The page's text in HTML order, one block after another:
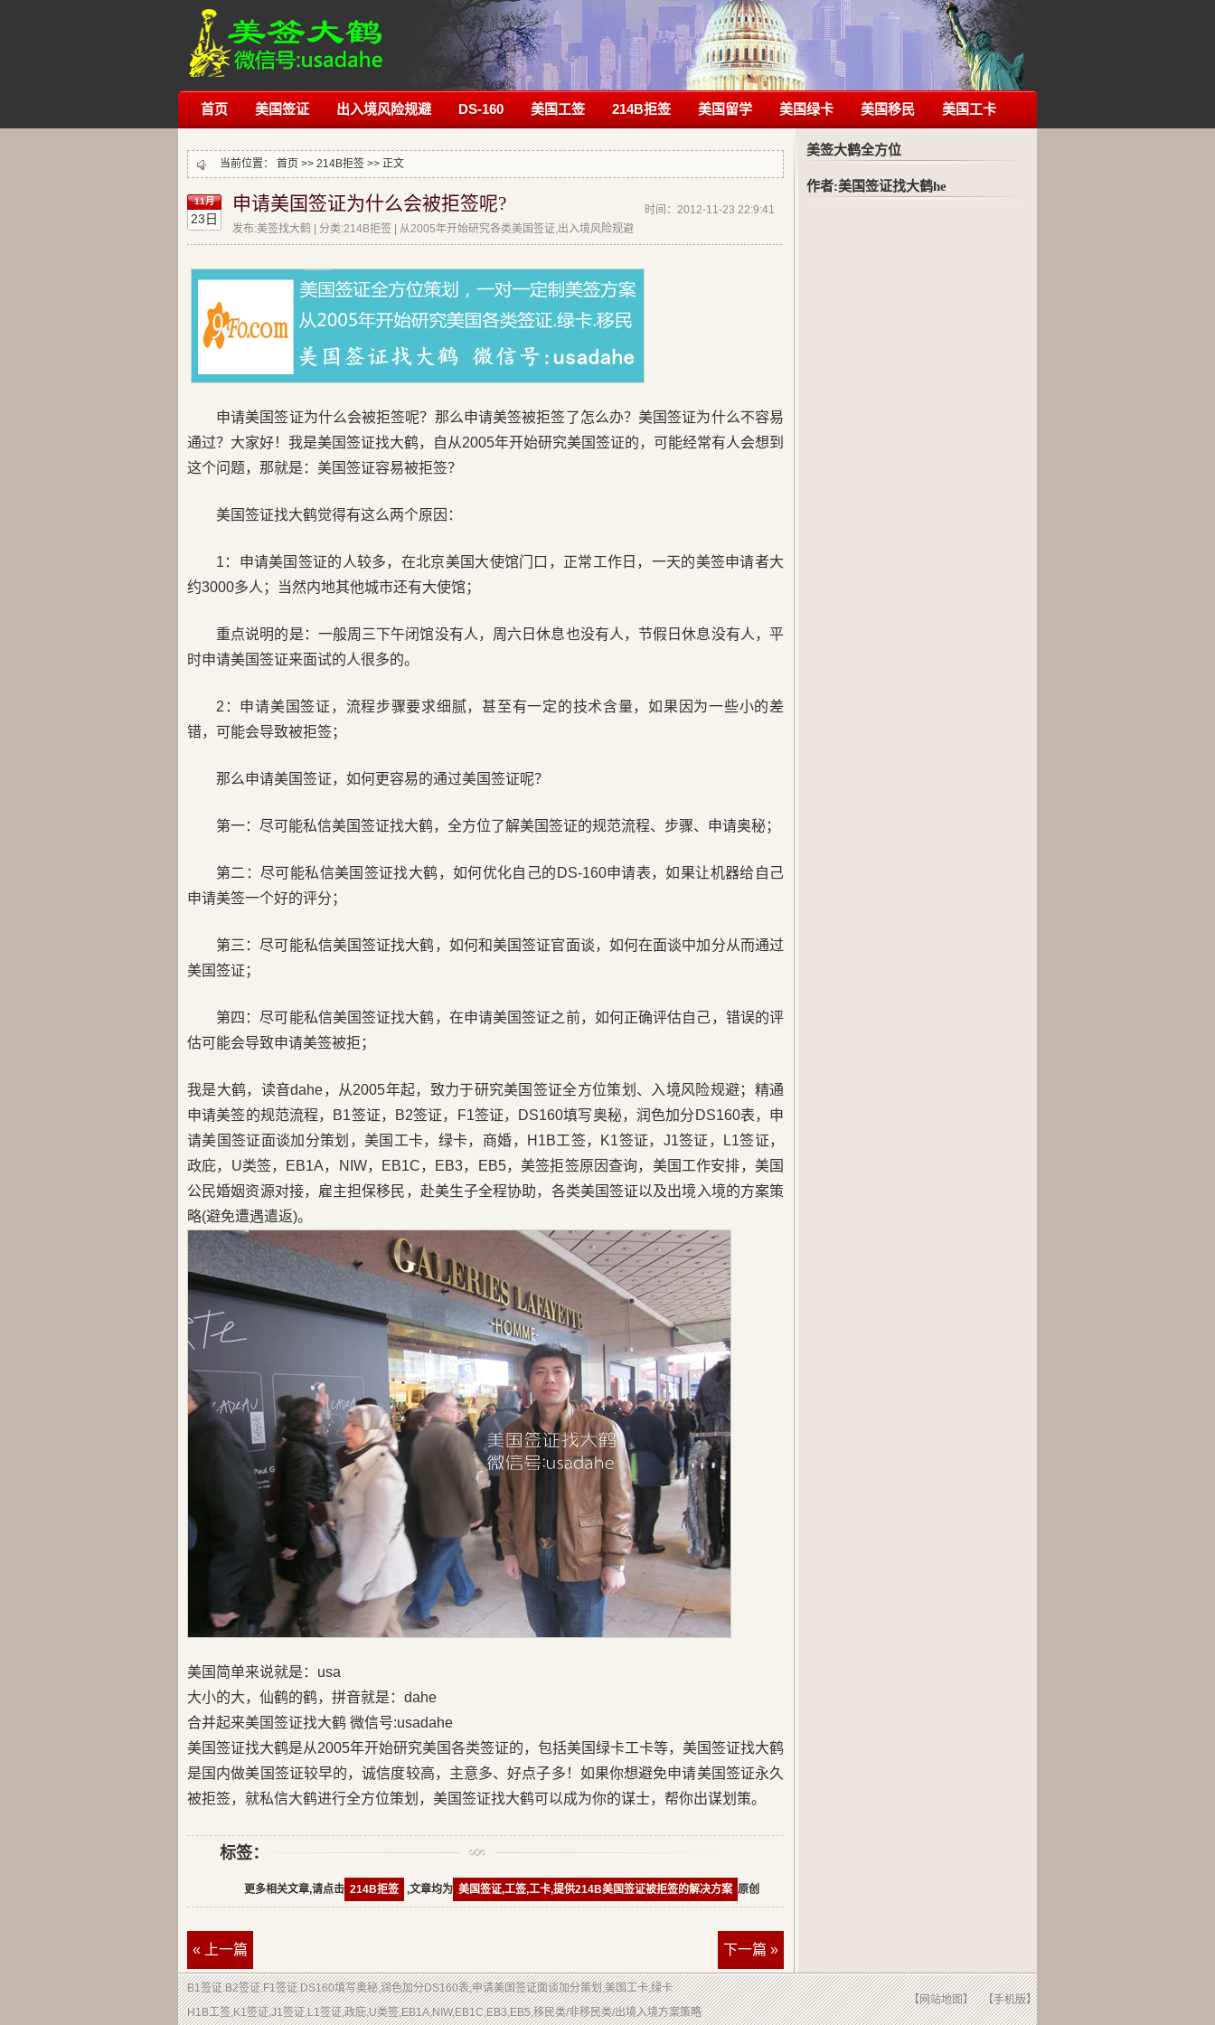
首页 美国签证 出入境风险规避 DS-160 美国工签 214B拒签 美国留学 美国绿卡 美国移民 美国工卡
当前位置： 首页 >> 214B拒签 >> 正文
11月
23日
时间：2012-11-23 22:9:41
申请美国签证为什么会被拒签呢?
发布:美签找大鹤 | 分类:214B拒签 | 从2005年开始研究各类美国签证,出入境风险规避
申请美国签证为什么会被拒签呢？那么申请美签被拒签了怎么办？美国签证为什么不容易
通过？大家好！我是美国签证找大鹤，自从2005年开始研究美国签证的，可能经常有人会想到
这个问题，那就是：美国签证容易被拒签？
美国签证找大鹤觉得有这么两个原因：
1：申请美国签证的人较多，在北京美国大使馆门口，正常工作日，一天的美签申请者大
约3000多人；当然内地其他城市还有大使馆；
重点说明的是：一般周三下午闭馆没有人，周六日休息也没有人，节假日休息没有人，平
时申请美国签证来面试的人很多的。
2：申请美国签证，流程步骤要求细腻，甚至有一定的技术含量，如果因为一些小的差
错，可能会导致被拒签；
那么申请美国签证，如何更容易的通过美国签证呢？
第一：尽可能私信美国签证找大鹤，全方位了解美国签证的规范流程、步骤、申请奥秘；
第二：尽可能私信美国签证找大鹤，如何优化自己的DS-160申请表，如果让机器给自己
申请美签一个好的评分；
第三：尽可能私信美国签证找大鹤，如何和美国签证官面谈，如何在面谈中加分从而通过
美国签证；
第四：尽可能私信美国签证找大鹤，在申请美国签证之前，如何正确评估自己，错误的评
估可能会导致申请美签被拒；
我是大鹤，读音dahe，从2005年起，致力于研究美国签证全方位策划、入境风险规避；精通
申请美签的规范流程，B1签证，B2签证，F1签证，DS160填写奥秘，润色加分DS160表，申
请美国签证面谈加分策划，美国工卡，绿卡，商婚，H1B工签，K1签证，J1签证，L1签证，
政庇，U类签，EB1A，NIW，EB1C，EB3，EB5，美签拒签原因查询，美国工作安排，美国
公民婚姻资源对接，雇主担保移民，赴美生子全程协助，各类美国签证以及出境入境的方案策
略(避免遭遇遣返)。
美国简单来说就是：usa
大小的大，仙鹤的鹤，拼音就是：dahe
合并起来美国签证找大鹤 微信号:usadahe
美国签证找大鹤是从2005年开始研究美国各类签证的，包括美国绿卡工卡等，美国签证找大鹤
是国内做美国签证较早的，诚信度较高，主意多、好点子多！如果你想避免申请美国签证永久
被拒签，就私信大鹤进行全方位策划，美国签证找大鹤可以成为你的谋士，帮你出谋划策。
标签：
更多相关文章,请点击 214B拒签 ,文章均为 美国签证,工签,工卡,提供214B美国签证被拒签的解决方案 原创
« 上一篇 下一篇 »
美签大鹤全方位
作者:美国签证找大鹤he
B1签证.B2签证.F1签证.DS160填写奥秘,润色加分DS160表,申请美国签证面谈加分策划,美国工卡,绿卡
H1B工签,K1签证,J1签证,L1签证,政庇,U类签,EB1A,NIW,EB1C,EB3,EB5,移民类/非移民类/出境入境方案策略
【手机版】
【网站地图】